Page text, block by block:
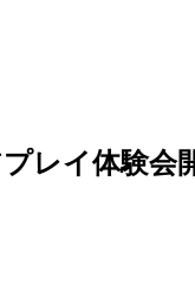
レイ体験会